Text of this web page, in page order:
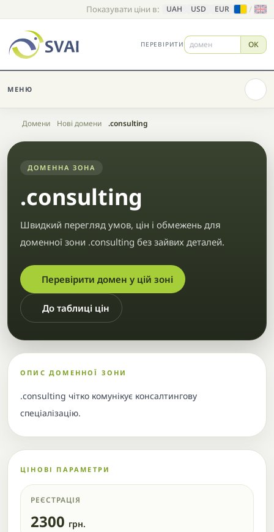
Показувати ціни в: UAH USD EUR /
ПЕРЕВІРИТИ OK
МЕНЮ
Головна
Домени Нові домени .consulting
ДОМЕННА ЗОНА
.consulting
Швидкий перегляд умов, цін і обмежень для
доменної зони .consulting без зайвих деталей.
Перевірити домен у цій зоні
До таблиці цін
ОПИС ДОМЕННОЇ ЗОНИ
.consulting чітко комунікує консалтингову
спеціалізацію.
ЦІНОВІ ПАРАМЕТРИ
РЕЄСТРАЦІЯ
2300 грн.